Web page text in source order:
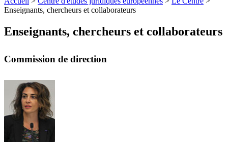
Enseignants, chercheurs et collaborateurs
Enseignants, chercheurs et collaborateurs
Commission de direction